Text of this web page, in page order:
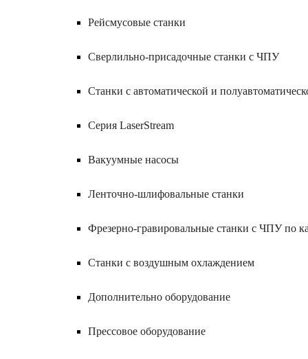
Рейсмусовые станки
Сверлильно-присадочные станки с ЧПУ
Станки с автоматической и
Серия LaserStream
Вакуумные насосы
Ленточно-шлифовальные станки
Фрезерно-гравировальные станки с ЧПУ по
Станки с воздушным охлаждением
Дополнительно оборудование
Прессовое оборудование